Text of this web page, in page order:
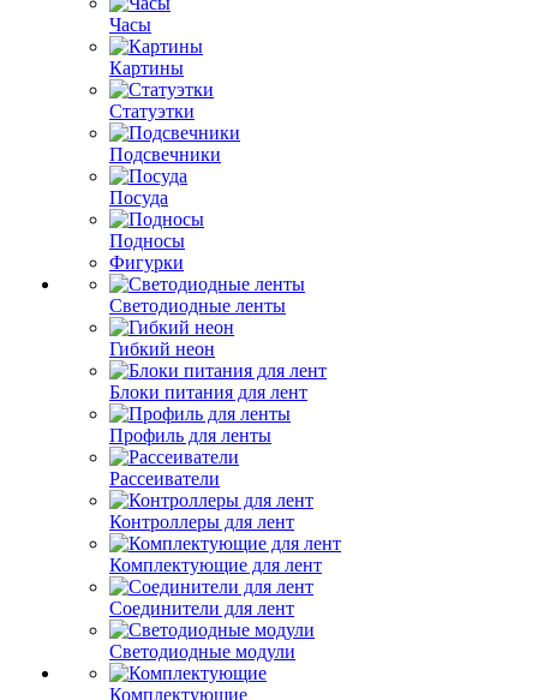
Часы
Картины
Статуэтки
Подсвечники
Посуда
Подносы
Фигурки
Светодиодные ленты
Гибкий неон
Блоки питания для лент
Профиль для ленты
Рассеиватели
Контроллеры для лент
Комплектующие для лент
Соединители для лент
Светодиодные модули
Комплектующие